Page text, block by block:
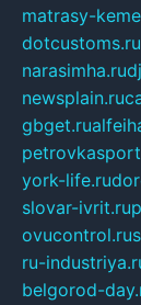
matrasy-
dotcustoms.ru
narasimha.ru
newsplain.ru
gbget.ru
york-life.ru
slovar-ivrit.ru
ovucontrol.ru
ru-
belgorod-